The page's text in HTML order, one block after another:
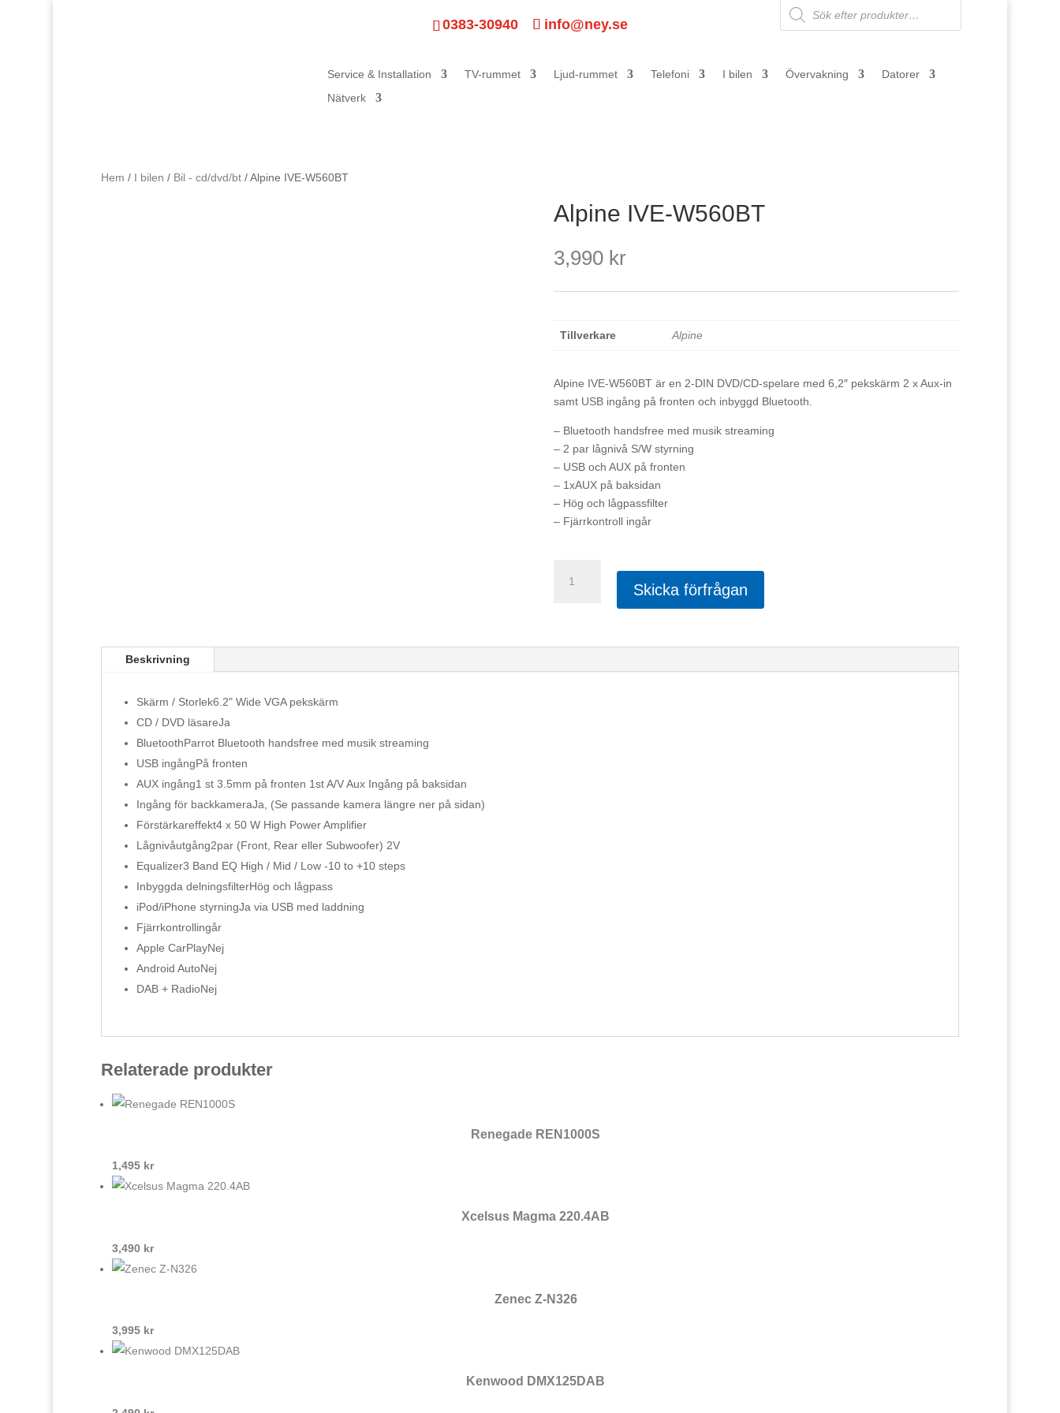
0383-30940 info@ney.se
search
Service & Installation TV-rummet Ljud-rummet Telefoni I bilen Övervakning
Datorer
Nätverk
Hem / I bilen / Bil - cd/dvd/bt/ Alpine IVE-W560BT
Alpine IVE-W560BT
3,990 kr
Tillverkare Alpine
Alpine IVE-W560BT är en 2-DIN DVD/CD-spelare med 6,2″ pekskärm 2 x Aux-in
samt USB ingång på fronten och inbyggd Bluetooth.
– Bluetooth handsfree med musik streaming
– 2 par lågnivå S/W styrning
– USB och AUX på fronten
– 1xAUX på baksidan
– Hög och lågpassfilter
– Fjärrkontroll ingår
IVE-
Skicka förfrågan
Beskrivning
Skärm / Storlek6.2" Wide VGA pekskärm
CD / DVD läsareJa
BluetoothParrot Bluetooth handsfree med musik streaming
USB ingångPå fronten
AUX ingång1 st 3.5mm på fronten 1st A/V Aux Ingång på baksidan
Ingång för backkameraJa, (Se passande kamera längre ner på sidan)
Förstärkareffekt4 x 50 W High Power Amplifier
Lågnivåutgång2par (Front, Rear eller Subwoofer) 2V
Equalizer3 Band EQ High / Mid / Low -10 to +10 steps
Inbyggda delningsfilterHög och lågpass
iPod/iPhone styrningJa via USB med laddning
Fjärrkontrollingår
Apple CarPlayNej
Android AutoNej
DAB + RadioNej
Relaterade produkter
Renegade REN1000S
1,495 kr
Xcelsus Magma 220.4AB
3,490 kr
Zenec Z-N326
3,995 kr
Kenwood DMX125DAB